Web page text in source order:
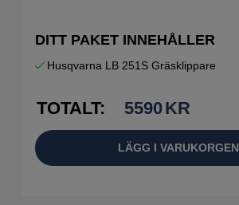
DITT PAKET INNEHÅLLER
Husqvarna LB 251S Gräsklippare
TOTALT: 5590KR
LÄGG I VARUKORGEN